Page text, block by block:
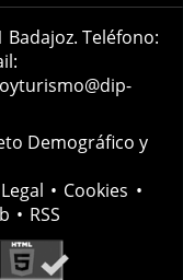
Badajoz. Teléfono:
Demográfico y
• Cookies •
• RSS